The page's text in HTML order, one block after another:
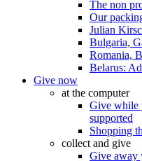
The non
Our
Julian
Bulgaria,
Romania,
Belarus:
Give now
at the computer
Give while
supported
Shopping
collect and give
Give away